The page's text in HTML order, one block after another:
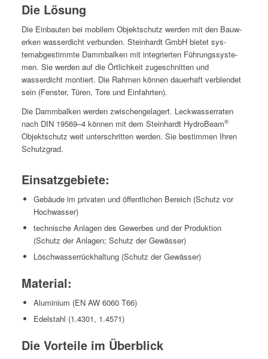
Die Lösung
Die Ein­baut­en bei mobilem Objek­tschutz wer­den mit den Bauw­
erken wasserdicht ver­bun­den. Stein­hardt GmbH bietet sys­
temabges­timmte Damm­balken mit inte­gri­erten Führungssys­te­
men. Sie wer­den auf die Örtlichkeit zugeschnit­ten und
wasserdicht mon­tiert. Die Rah­men kön­nen dauer­haft verblendet
sein (Fen­ster, Türen, Tore und Einfahrten).
Die Damm­balken wer­den zwis­chen­ge­lagert. Leck­wasser­rat­en
nach DIN 19569–4 kön­nen mit dem Stein­hardt HydroBeam®
Objek­tschutz weit unter­schrit­ten wer­den. Sie bes­tim­men Ihren
Schutzgrad.
Einsatzgebiete:
Gebäude im pri­vat­en und öffentlichen Bere­ich (Schutz vor
Hochwasser)
tech­nis­che Anla­gen des Gewerbes und der Pro­duk­tion
(Schutz der Anla­gen; Schutz der Gewässer)
Löschwasser­rück­hal­tung (Schutz der Gewässer)
Material:
Alu­mini­um (EN AW 6060 T66)
Edel­stahl (1.4301, 1.4571)
Die Vorteile im Überblick